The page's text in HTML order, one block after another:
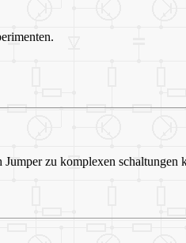
zu komplexen schaltungen